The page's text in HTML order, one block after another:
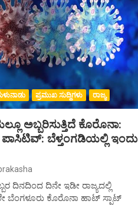
ಪ್ರಮುಖ ಸುದ್ದಿಗಳು ರಾಜ್ಯ
ಅಬ್ಬರಿಸುತ್ತಿದೆ ಕೊರೊನಾ:
ಬೆಳ್ತಂಗಡಿಯಲ್ಲಿ ಇಂದು
ದಿನದಿಂದ ದಿನೇ ಇಡೀ ರಾಜ್ಯದಲ್ಲಿ
ಬೆಂಗಳೂರು ಕೊರೊನಾ ಹಾಟ್ ಸ್ಪಾಟ್